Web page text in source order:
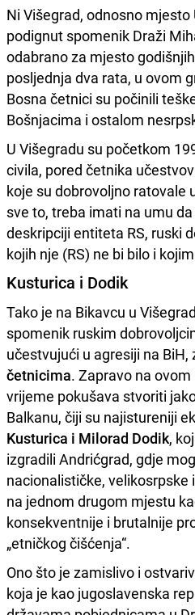
Ni Višegrad, odnosno mjesto
podignut spomenik Draži
odabrano za mjesto
posljednja dva rata, u ovom
Bosna četnici su počinili
Bošnjacima i ostalom
U Višegradu su početkom
civila, pored četnika
koje su dobrovoljno ratovale
sve to, treba imati na umu
deskripciji entiteta RS, ruski
kojih nje (RS) ne bi bilo i
Kusturica i Dodik
Tako je na Bikavcu u
spomenik ruskim
učestvujući u agresiji na BiH,
četnicima. Zapravo na
vrijeme pokušava stvoriti
Balkanu, čiji su najistureniji
Kusturica i Milorad Dodik,
izgradili Andrićgrad, gdje
nacionalističke, velikosrpske
na jednom drugom mjestu
konsekventnije i brutalnije
„etničkog čišćenja“.
Ono što je zamislivo i
koja je kao jugoslavenska